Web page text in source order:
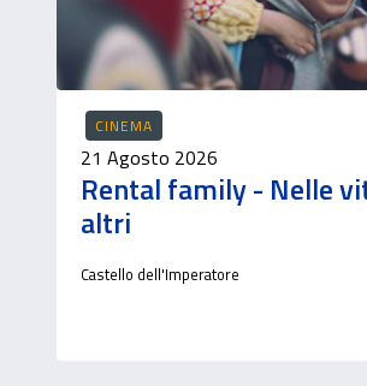
CINEMA
21 Agosto 2026
Rental family - Nelle
altri
Castello dell'Imperatore